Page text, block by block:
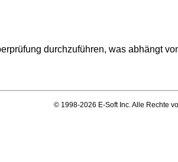
durchzuführen, was abhängt
© 1998-2026 E-Soft Inc. Alle Rechte